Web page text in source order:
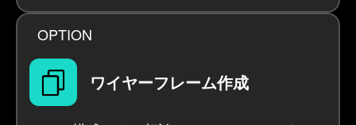
OPTION
ワイヤーフレーム作成